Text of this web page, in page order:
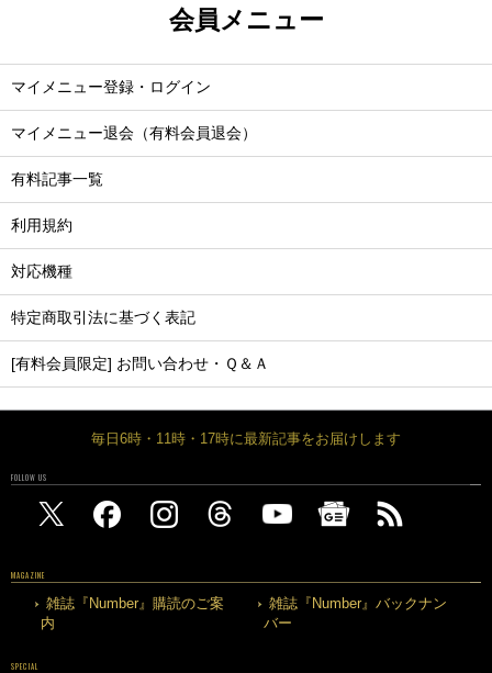
会員メニュー
マイメニュー登録・ログイン
マイメニュー退会（有料会員退会）
有料記事一覧
利用規約
対応機種
特定商取引法に基づく表記
[有料会員限定] お問い合わせ・Ｑ＆Ａ
毎日6時・11時・17時に最新記事をお届けします
FOLLOW US
MAGAZINE
雑誌『Number』購読のご案
内
雑誌『Number』バックナン
バー
SPECIAL